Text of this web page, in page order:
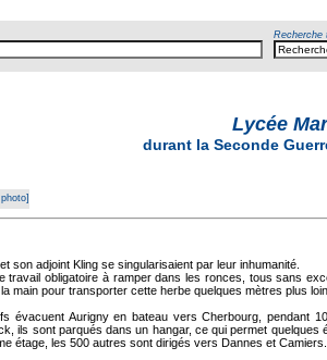
Recherche
Lycée
durant la Seconde
son adjoint Kling se singularisaient par leur inhumanité.
travail obligatoire à ramper dans les ronces, tous sans
main pour transporter cette herbe quelques mètres plus loin.
évacuent Aurigny en bateau vers Cherbourg,
ils sont parqués dans un hangar, ce qui permet
étage, les 500 autres sont dirigés vers Dannes et Camiers.